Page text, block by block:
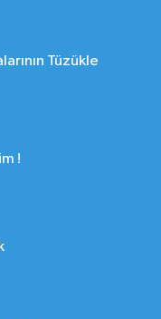
Tüzükle
!